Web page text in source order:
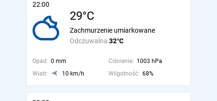
22:00
29°C
Odczuwalna 32°C
Zachmurzenie umiarkowane
Opad: 0 mm Ciśnienie: 1003 hPa
Wiatr:
10 km/h Wilgotność: 68%